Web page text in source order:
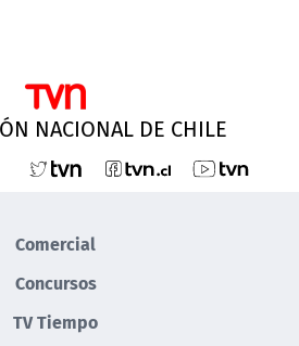
NACIONAL DE CHILE
Comercial
Concursos
TV Tiempo